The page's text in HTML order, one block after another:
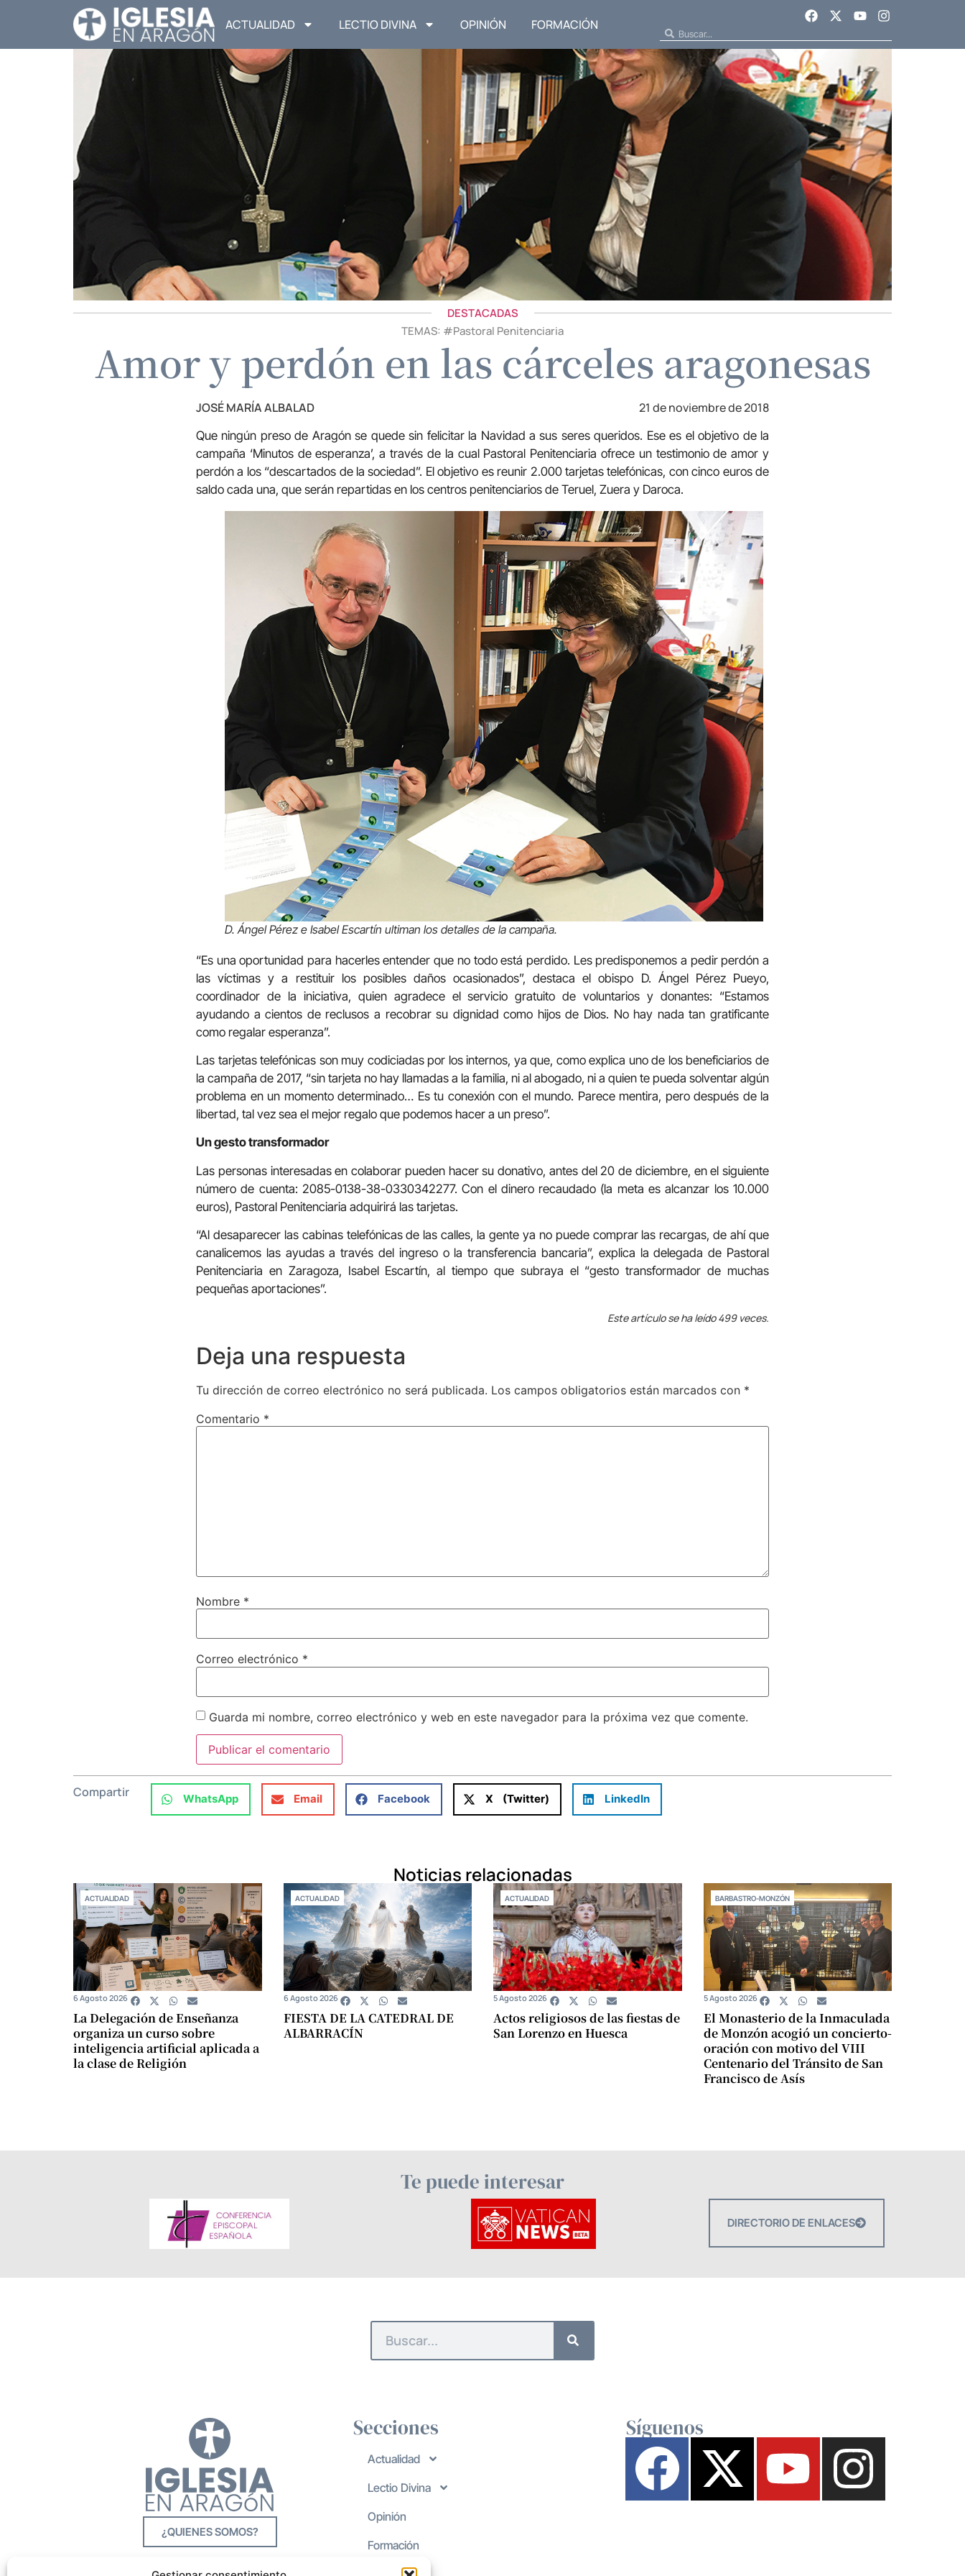
ACTUALIDAD LECTIO DIVINA OPINIÓN FORMACIÓN
DESTACADAS
TEMAS: #Pastoral Penitenciaria
Amor y perdón en las cárceles aragonesas
JOSÉ MARÍA ALBALAD 21 de noviembre de 2018
Que ningún preso de Aragón se quede sin felicitar la Navidad a sus seres queridos. Ese es el objetivo de la
campaña ‘Minutos de esperanza’, a través de la cual Pastoral Penitenciaria ofrece un testimonio de amor y
perdón a los “descartados de la sociedad”. El objetivo es reunir 2.000 tarjetas telefónicas, con cinco euros de
saldo cada una, que serán repartidas en los centros penitenciarios de Teruel, Zuera y Daroca.
D. Ángel Pérez e Isabel Escartín ultiman los detalles de la campaña.
“Es una oportunidad para hacerles entender que no todo está perdido. Les predisponemos a pedir perdón a
las víctimas y a restituir los posibles daños ocasionados”, destaca el obispo D. Ángel Pérez Pueyo,
coordinador de la iniciativa, quien agradece el servicio gratuito de voluntarios y donantes: “Estamos
ayudando a cientos de reclusos a recobrar su dignidad como hijos de Dios. No hay nada tan gratificante
como regalar esperanza”.
Las tarjetas telefónicas son muy codiciadas por los internos, ya que, como explica uno de los beneficiarios de
la campaña de 2017, “sin tarjeta no hay llamadas a la familia, ni al abogado, ni a quien te pueda solventar algún
problema en un momento determinado… Es tu conexión con el mundo. Parece mentira, pero después de la
libertad, tal vez sea el mejor regalo que podemos hacer a un preso”.
Un gesto transformador
Las personas interesadas en colaborar pueden hacer su donativo, antes del 20 de diciembre, en el siguiente
número de cuenta: 2085-0138-38-0330342277. Con el dinero recaudado (la meta es alcanzar los 10.000
euros), Pastoral Penitenciaria adquirirá las tarjetas.
“Al desaparecer las cabinas telefónicas de las calles, la gente ya no puede comprar las recargas, de ahí que
canalicemos las ayudas a través del ingreso o la transferencia bancaria”, explica la delegada de Pastoral
Penitenciaria en Zaragoza, Isabel Escartín, al tiempo que subraya el “gesto transformador de muchas
pequeñas aportaciones”.
Este artículo se ha leído 499 veces.
Deja una respuesta
Tu dirección de correo electrónico no será publicada. Los campos obligatorios están marcados con *
Comentario *
Nombre *
Correo electrónico *
Guarda mi nombre, correo electrónico y web en este navegador para la próxima vez que comente.
Compartir WhatsApp Email Facebook X (Twitter) LinkedIn
Noticias relacionadas
ACTUALIDAD
La Delegación de Enseñanza
organiza un curso sobre
inteligencia artificial aplicada a
la clase de Religión
6 Agosto 2026
ACTUALIDAD
FIESTA DE LA CATEDRAL DE
ALBARRACÍN
6 Agosto 2026
ACTUALIDAD
Actos religiosos de las fiestas de
San Lorenzo en Huesca
5 Agosto 2026
BARBASTRO-MONZÓN
El Monasterio de la Inmaculada
de Monzón acogió un concierto-
oración con motivo del VIII
Centenario del Tránsito de San
Francisco de Asís
5 Agosto 2026
Te puede interesar
DIRECTORIO DE ENLACES
¿QUIENES SOMOS?
Secciones
Actualidad
Lectio Divina
Opinión
Formación
Síguenos